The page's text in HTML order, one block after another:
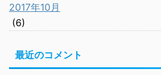
2017年10月
(6)
最近のコメント